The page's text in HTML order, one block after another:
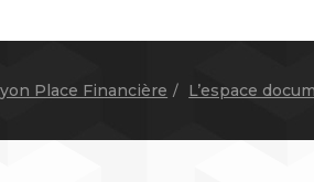
La
Place Financière L’espace